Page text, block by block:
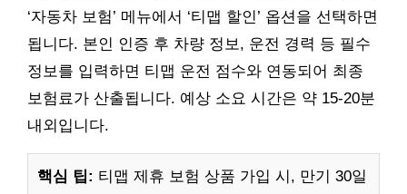
‘자동차 보험’ 메뉴에서 ‘티맵 할인’ 옵션을 선택하면
됩니다. 본인 인증 후 차량 정보, 운전 경력 등 필수
정보를 입력하면 티맵 운전 점수와 연동되어 최종
보험료가 산출됩니다. 예상 소요 시간은 약 15-20분
내외입니다.
핵심 팁: 티맵 제휴 보험 상품 가입 시, 만기 30일